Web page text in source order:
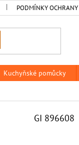
PODMÍNKY OCHRANY
Kuchyňské pomůcky
GI 896608